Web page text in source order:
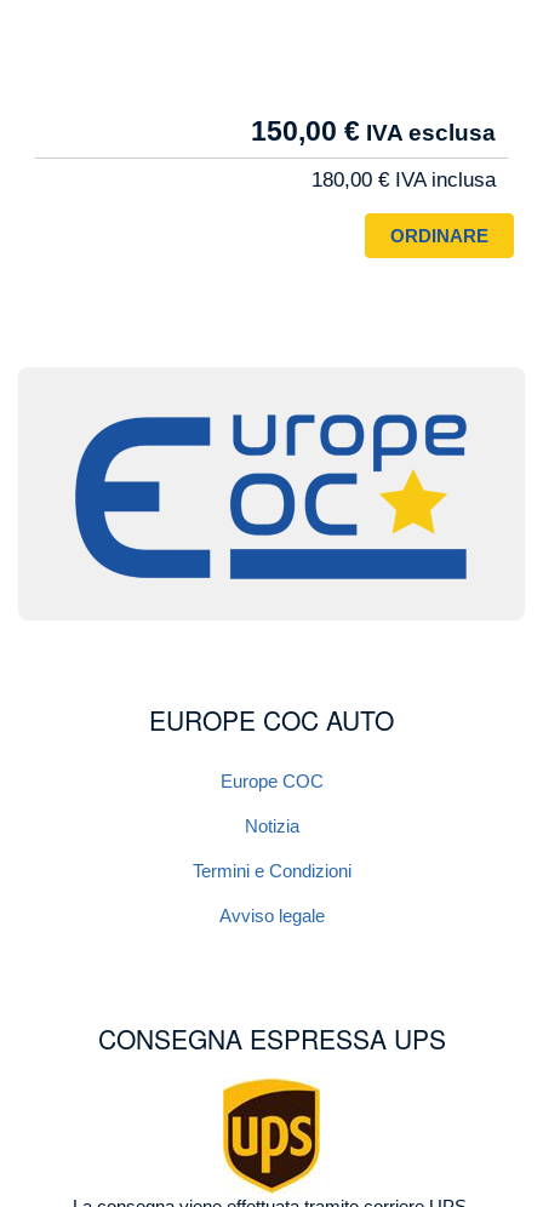
150,00 €
180,00 €
EUROPE COC AUTO
Europe COC
Notizia
Termini e Condizioni
Avviso legale
CONSEGNA ESPRESSA UPS